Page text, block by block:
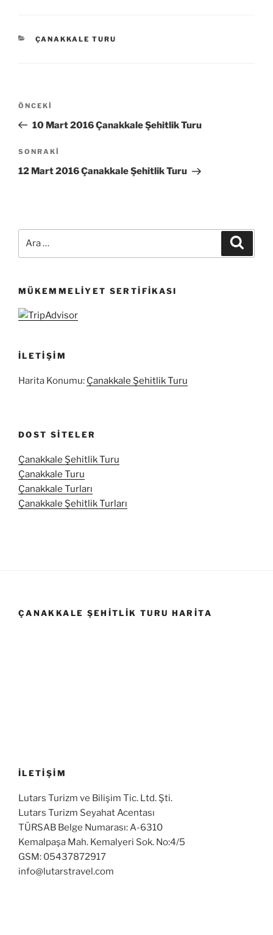
KATEGORILER
ÇANAKKALE TURU
Yazı
Önceki
Yazı
ÖNCEKI
10 Mart 2016 Çanakkale Şehitlik Turu
Sonraki
Yazı
SONRAKI
12 Mart 2016 Çanakkale Şehitlik Turu
MÜKEMMELIYET SERTIFIKASI
İLETIŞIM
Harita Konumu: Çanakkale Şehitlik Turu
DOST SITELER
Çanakkale Şehitlik Turu
Çanakkale Turu
Çanakkale Turları
Çanakkale Şehitlik Turları
ÇANAKKALE ŞEHITLIK TURU HARITA
İLETİŞİM
Lutars Turizm ve Bilişim Tic. Ltd. Şti.
Lutars Turizm Seyahat Acentası
TÜRSAB Belge Numarası: A-6310
Kemalpaşa Mah. Kemalyeri Sok. No:4/5
GSM: 05437872917
info@lutarstravel.com